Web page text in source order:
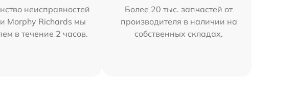
неисправностей
Morphy Richards мы
в течение 2 часов.
Более 20 тыс. запчастей от
производителя в наличии на
собственных складах.